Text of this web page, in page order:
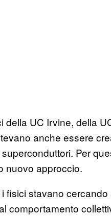
della UC Irvine, della
anche essere
Per
nuovo approccio.
fisici stavano
comportamento